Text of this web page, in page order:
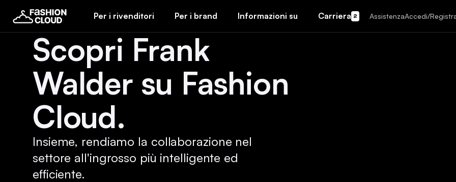
Per i rivenditori Per i brand Informazioni su Carriera 2 AssistenzaAccedi/
Scopri Frank
Walder su Fashion
Cloud.
Insieme, rendiamo la collaborazione nel
settore all'ingrosso più intelligente ed
efficiente.